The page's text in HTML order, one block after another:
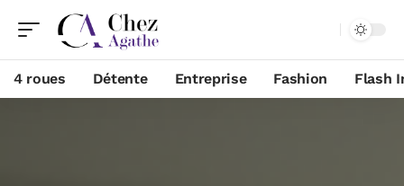
4 roues Détente Entreprise Fashion Flash